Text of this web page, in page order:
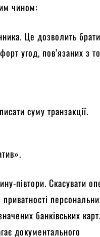
чином:
Це дозволить
угод, пов’язаних з
суму транзакції.
півтори. Скасувати
банківських
документального